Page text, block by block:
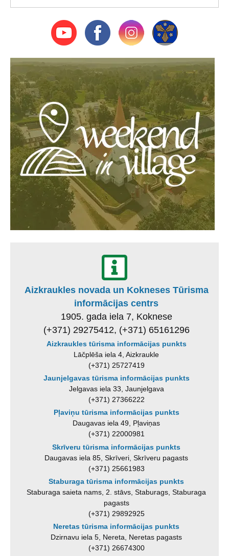
Aizkraukles novada un Kokneses Tūrisma
informācijas centrs
1905. gada iela 7, Koknese
(+371) 29275412, (+371) 65161296
Aizkraukles tūrisma informācijas punkts
Lāčplēša iela 4, Aizkraukle
(+371) 25727419
Jaunjelgavas tūrisma informācijas punkts
Jelgavas iela 33, Jaunjelgava
(+371) 27366222
Pļaviņu tūrisma informācijas punkts
Daugavas iela 49, Pļaviņas
(+371) 22000981
Skrīveru tūrisma informācijas punkts
Daugavas iela 85, Skrīveri, Skrīveru pagasts
(+371) 25661983
Staburaga tūrisma informācijas punkts
Staburaga saieta nams, 2. stāvs, Staburags, Staburaga
pagasts
(+371) 29892925
Neretas tūrisma informācijas punkts
Dzirnavu iela 5, Nereta, Neretas pagasts
(+371) 26674300